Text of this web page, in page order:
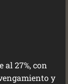
27%, con
y